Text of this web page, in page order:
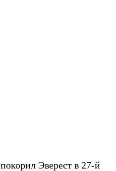
покорил Эверест в 27-й